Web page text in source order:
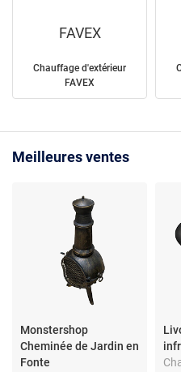
FAVEX
Chauffage d'extérieur
FAVEX
Meilleures ventes
Monstershop
Cheminée de Jardin en
Fonte